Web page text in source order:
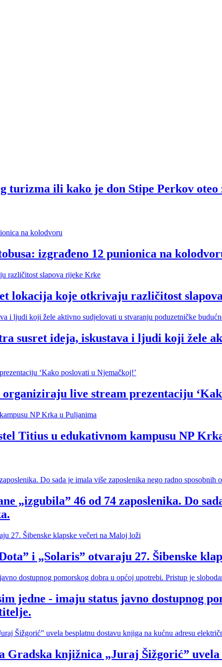
turizma ili kako je don Stipe Perkov
izgrađeno 12 punionica na
lokacija koje otkrivaju različitost
susret ideja, iskustava i ljudi koji žele
live stream prezentaciju
Titius u edukativnom kampusu NP
„izgubila” 46 od 74 zaposlenika. Do
i „Solaris” otvaraju 27. Šibenske
jedne - imaju status javno dostupnog
knjižnica „Juraj Šižgorić” uvela